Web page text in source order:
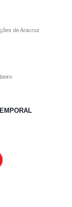
de Aracruz